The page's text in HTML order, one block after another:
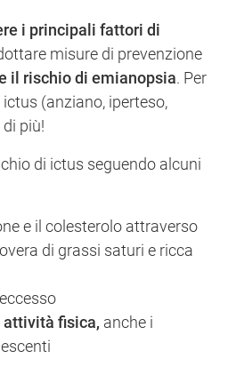
i principali fattori di
misure di prevenzione
il rischio di emianopsia. Per
(anziano, iperteso,
più!
di ictus seguendo alcuni
e il colesterolo attraverso
di grassi saturi e ricca
attività fisica, anche i